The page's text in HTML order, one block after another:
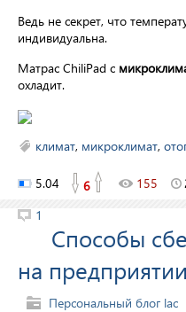
Ведь не секрет, что
индивидуальна.
Матрас ChiliPad с
охладит.
климат, микроклимат,
5.04 6 155
1
Способы
на предприятии
Персональный блог lac